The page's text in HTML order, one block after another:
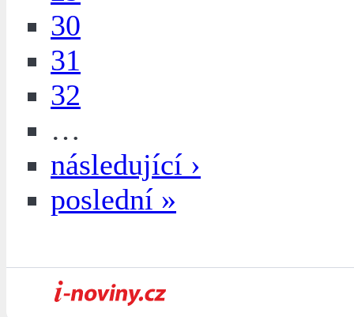
30
31
32
…
následující ›
poslední »